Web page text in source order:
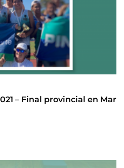
– Final provincial en Mar